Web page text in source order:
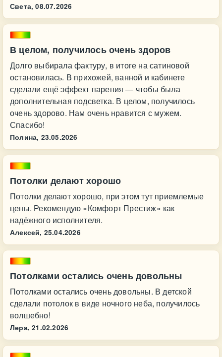
Света, 08.07.2026
В целом, получилось очень здоров
Долго выбирала фактуру, в итоге на сатиновой
остановилась. В прихожей, ванной и кабинете
сделали ещё эффект парения — чтобы была
дополнительная подсветка. В целом, получилось
очень здорово. Нам очень нравится с мужем.
Спасибо!
Полина, 23.05.2026
Потолки делают хорошо
Потолки делают хорошо, при этом тут приемлемые
цены. Рекомендую «Комфорт Престиж» как
надёжного исполнителя.
Алексей, 25.04.2026
Потолками остались очень довольны
Потолками остались очень довольны. В детской
сделали потолок в виде ночного неба, получилось
волшебно!
Лера, 21.02.2026